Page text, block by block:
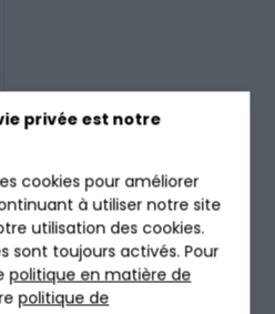
privée est notre
cookies pour améliorer
à utiliser notre site
utilisation des cookies.
sont toujours activés. Pour
politique en matière de
politique de